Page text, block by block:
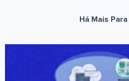
Há Mais Para